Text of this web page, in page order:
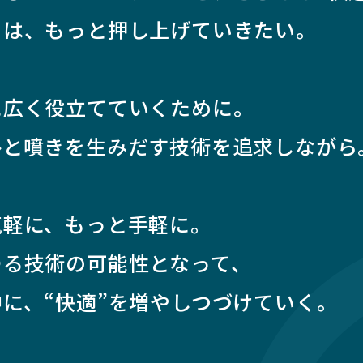
、もっと押し上げていきたい。
く役立てていくために。
噴きを生みだす技術を追求しなが
に、もっと手軽に。
技術の可能性となって、
、“快適”を増やしつづけていく。